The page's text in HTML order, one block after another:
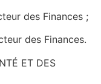
des Finances ;
des Finances.
ET DES